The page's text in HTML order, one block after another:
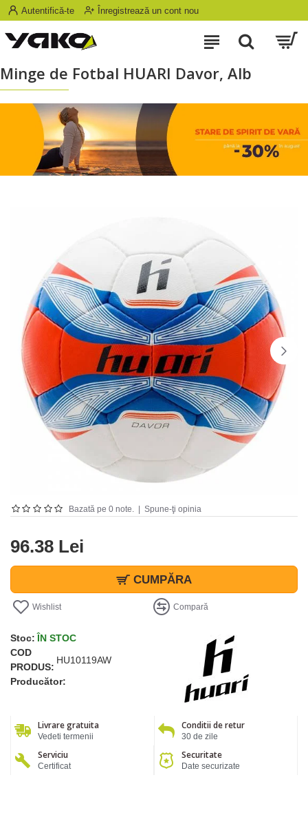
Autentifică-te Înregistrează un cont nou
Minge de Fotbal HUARI Davor, Alb
Bazată pe 0 note. Spune-ţi opinia
96.38 Lei
CUMPĂRA
Wishlist Compară
Stoc: ÎN STOC
COD
PRODUS:
HU10119AW
Producător:
Livrare gratuita
Vedeti termenii
Conditii de retur
30 de zile
Serviciu
Certificat
Securitate
Date securizate